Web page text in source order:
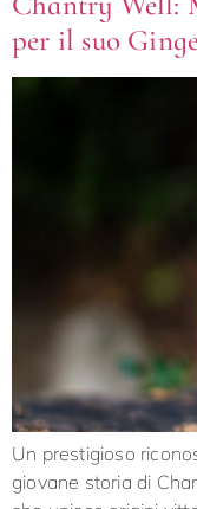
per il suo
Un prestigioso
giovane storia di